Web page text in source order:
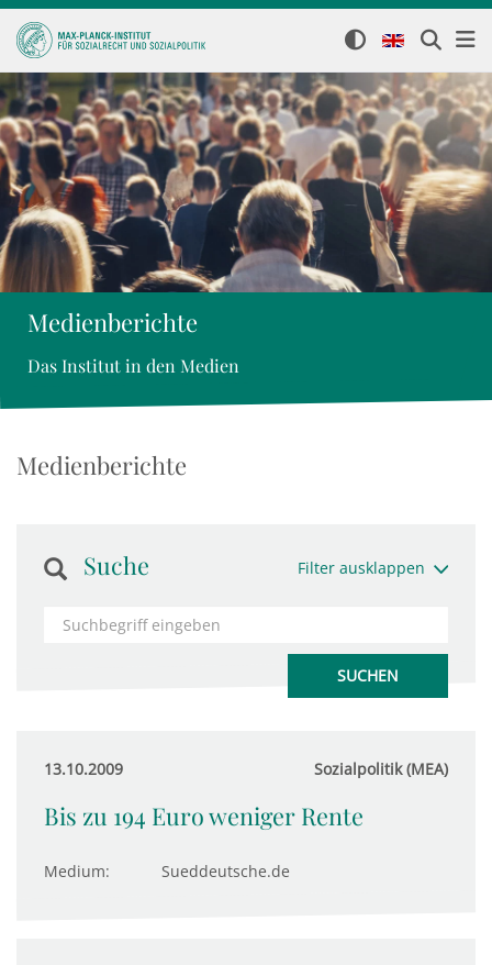
Medienberichte
Das Institut in den Medien
Medienberichte
Suche Filter ausklappen
13.10.2009 Sozialpolitik (MEA)
Bis zu 194 Euro weniger Rente
Medium: Sueddeutsche.de